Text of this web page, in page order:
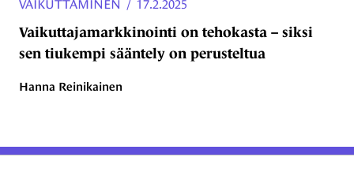
Vaikuttajamarkkinointi on tehokasta – siksi
sen tiukempi sääntely on perusteltua
VAIKUTTAMINEN / 17.2.2025
Hanna Reinikainen